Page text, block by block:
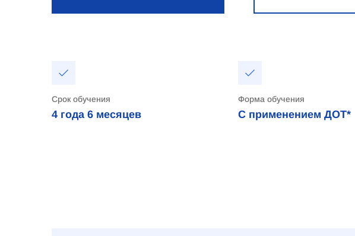
Срок обучения
4 года 6 месяцев
Форма обучения
С применением ДОТ*